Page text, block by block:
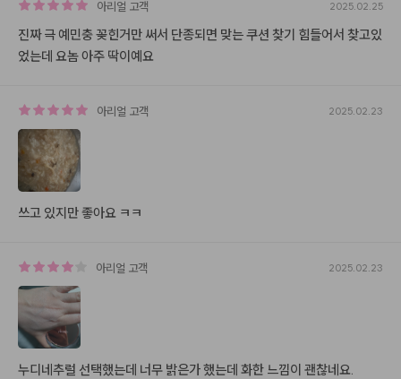
아리얼 고객 2025.02.25
진짜 극 예민충 꽂힌거만 써서 단종되면 맞는 쿠션 찾기 힘들어서 찾고있
었는데 요놈 아주 딱이예요
아리얼 고객 2025.02.23
쓰고 있지만 좋아요 ㅋㅋ
아리얼 고객 2025.02.23
누디네추럴 선택했는데 너무 밝은가 했는데 화한 느낌이 괜찮네요.